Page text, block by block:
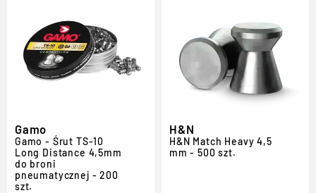
Gamo
Gamo - Śrut TS-10
Long Distance 4,5mm
do broni
pneumatycznej - 200
szt.
H&N
H&N Match Heavy 4,5
mm - 500 szt.